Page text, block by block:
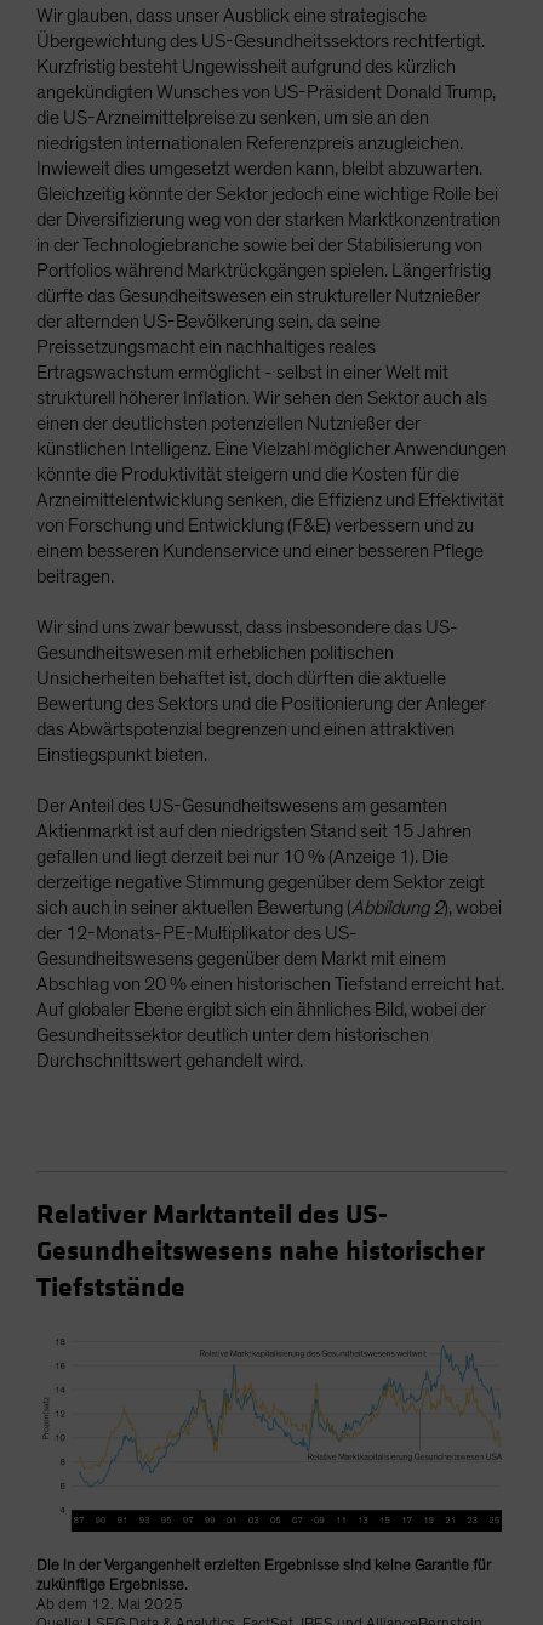
Wir glauben, dass unser Ausblick eine strategische
Übergewichtung des US-Gesundheitssektors rechtfertigt.
Kurzfristig besteht Ungewissheit aufgrund des kürzlich
angekündigten Wunsches von US-Präsident Donald Trump,
die US-Arzneimittelpreise zu senken, um sie an den
niedrigsten internationalen Referenzpreis anzugleichen.
Inwieweit dies umgesetzt werden kann, bleibt abzuwarten.
Gleichzeitig könnte der Sektor jedoch eine wichtige Rolle bei
der Diversifizierung weg von der starken Marktkonzentration
in der Technologiebranche sowie bei der Stabilisierung von
Portfolios während Marktrückgängen spielen. Längerfristig
dürfte das Gesundheitswesen ein struktureller Nutznießer
der alternden US-Bevölkerung sein, da seine
Preissetzungsmacht ein nachhaltiges reales
Ertragswachstum ermöglicht - selbst in einer Welt mit
strukturell höherer Inflation. Wir sehen den Sektor auch als
einen der deutlichsten potenziellen Nutznießer der
künstlichen Intelligenz. Eine Vielzahl möglicher Anwendungen
könnte die Produktivität steigern und die Kosten für die
Arzneimittelentwicklung senken, die Effizienz und Effektivität
von Forschung und Entwicklung (F&E) verbessern und zu
einem besseren Kundenservice und einer besseren Pflege
beitragen.
Wir sind uns zwar bewusst, dass insbesondere das US-
Gesundheitswesen mit erheblichen politischen
Unsicherheiten behaftet ist, doch dürften die aktuelle
Bewertung des Sektors und die Positionierung der Anleger
das Abwärtspotenzial begrenzen und einen attraktiven
Einstiegspunkt bieten.
Der Anteil des US-Gesundheitswesens am gesamten
Aktienmarkt ist auf den niedrigsten Stand seit 15 Jahren
gefallen und liegt derzeit bei nur 10 % (Anzeige 1). Die
derzeitige negative Stimmung gegenüber dem Sektor zeigt
sich auch in seiner aktuellen Bewertung (Abbildung 2), wobei
der 12-Monats-PE-Multiplikator des US-
Gesundheitswesens gegenüber dem Markt mit einem
Abschlag von 20 % einen historischen Tiefstand erreicht hat.
Auf globaler Ebene ergibt sich ein ähnliches Bild, wobei der
Gesundheitssektor deutlich unter dem historischen
Durchschnittswert gehandelt wird.
Relativer Marktanteil des US-
Gesundheitswesens nahe historischer
Tiefststände
Die in der Vergangenheit erzielten Ergebnisse sind keine Garantie für
zukünftige Ergebnisse.
Ab dem 12. Mai 2025